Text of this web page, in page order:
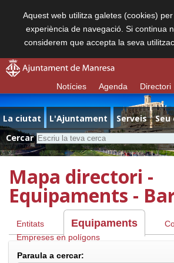
Aquest web utilitza galetes (cookies)
experiència de navegació. Si continua
considerem que accepta la seva
Notícies Agenda Directori
La ciutat L'Ajuntament Serveis
Cercar
Mapa directori -
Equipaments -
Entitats Equipaments
Empreses en polígons
Paraula a cercar: